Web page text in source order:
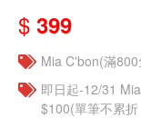
$ 399
Mia C'bon(滿800
即日起-12/31
$100(單筆不累